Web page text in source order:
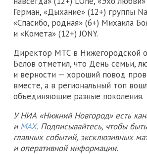
Герман, «Дыхание» (12+) группы
«Спасибо, родная» (6+) Михаила
и «Комета» (12+) JONY.
Директор МТС в Нижегородской
Белов отметил, что День семьи,
и верности — хороший повод
вместе, а в региональный топ
объединяющие разные поколения.
У НИА «Нижний Новгород» есть
и MAX. Подписывайтесь, чтобы
главных событий, эксклюзивных
и оперативной информации.